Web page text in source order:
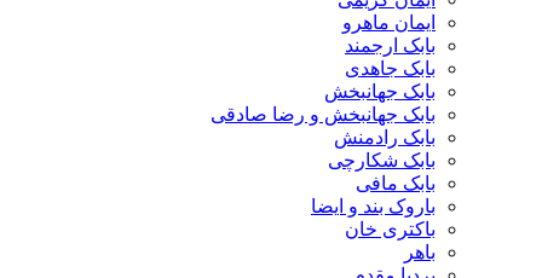
ایمان ماهرو
بابک ارجمند
بابک جاهدی
بابک جهانبخش
بابک جهانبخش و رضا صادقی
بابک رادمنش
بابک شکارچی
بابک مافی
باروک بند و ایضا
باکتری خان
باهر